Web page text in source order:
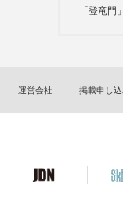
「登竜門
運営会社 掲載申し